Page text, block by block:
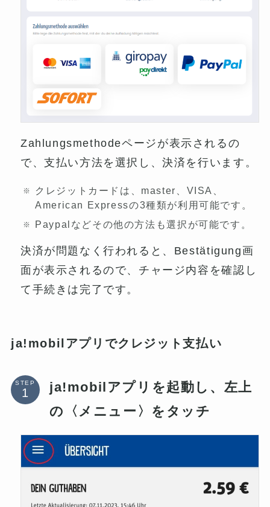
Zahlungsmethodeページが表示されるの
で、支払い方法を選択し、決済を行います。
クレジットカードは、master、VISA、
American Expressの3種類が利用可能です。
Paypalなどその他の方法も選択が可能です。
決済が問題なく行われると、Bestätigung画
面が表示されるので、チャージ内容を確認し
て手続きは完了です。
ja!mobilアプリでクレジット支払い
STEP
ja!mobilアプリを起動し、左上
の〈メニュー〉をタッチ